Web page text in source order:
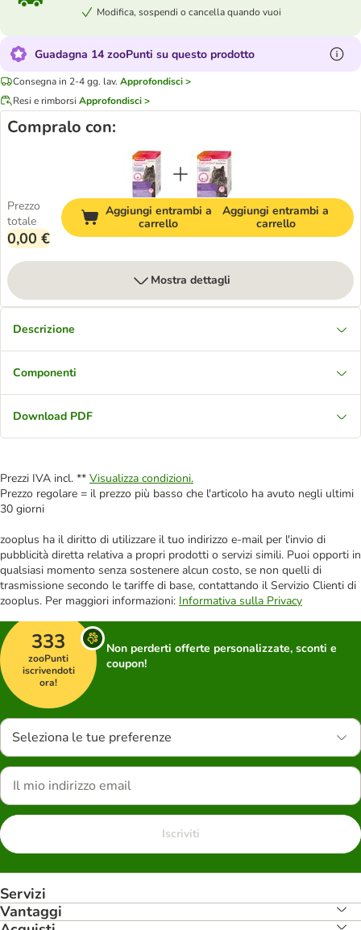
Modifica, sospendi o cancella quando vuoi
Guadagna 14 zooPunti su questo prodotto
Consegna in 2-4 gg. lav. Approfondisci >
Resi e rimborsi Approfondisci >
Compralo con:
Prezzo
totale
0,00 €
Aggiungi entrambi a
carrello
Aggiungi entrambi a
carrello
Mostra dettagli
Descrizione
Componenti
Download PDF
Prezzi IVA incl. ** Visualizza condizioni.
Prezzo regolare = il prezzo più basso che l'articolo ha avuto negli ultimi
30 giorni
zooplus ha il diritto di utilizzare il tuo indirizzo e-mail per l'invio di
pubblicità diretta relativa a propri prodotti o servizi simili. Puoi opporti in
qualsiasi momento senza sostenere alcun costo, se non quelli di
trasmissione secondo le tariffe di base, contattando il Servizio Clienti di
zooplus. Per maggiori informazioni: Informativa sulla Privacy
333
zooPunti
iscrivendoti
ora!
Non perderti offerte personalizzate, sconti e
coupon!
Seleziona le tue preferenze
Iscriviti
Servizi
Vantaggi